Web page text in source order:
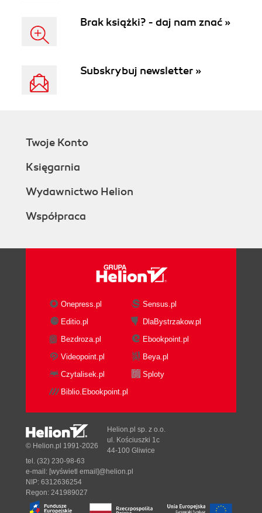
Brak książki? - daj nam znać »
Subskrybuj newsletter »
Twoje Konto
Księgarnia
Wydawnictwo Helion
Współpraca
Onepress.pl
Sensus.pl
Editio.pl
DlaBystrzakow.pl
Bezdroza.pl
Ebookpoint.pl
Videopoint.pl
Beya.pl
Czytalisek.pl
Sploty
Biblio.Ebookpoint.pl
© Helion.pl 1991-2026
Helion.pl sp. z o.o.
ul. Kościuszki 1c
44-100 Gliwice
tel. (32) 230-98-63
e-mail: [wyświetl email]@helion.pl
NIP: 6312636254
Regon: 241989027